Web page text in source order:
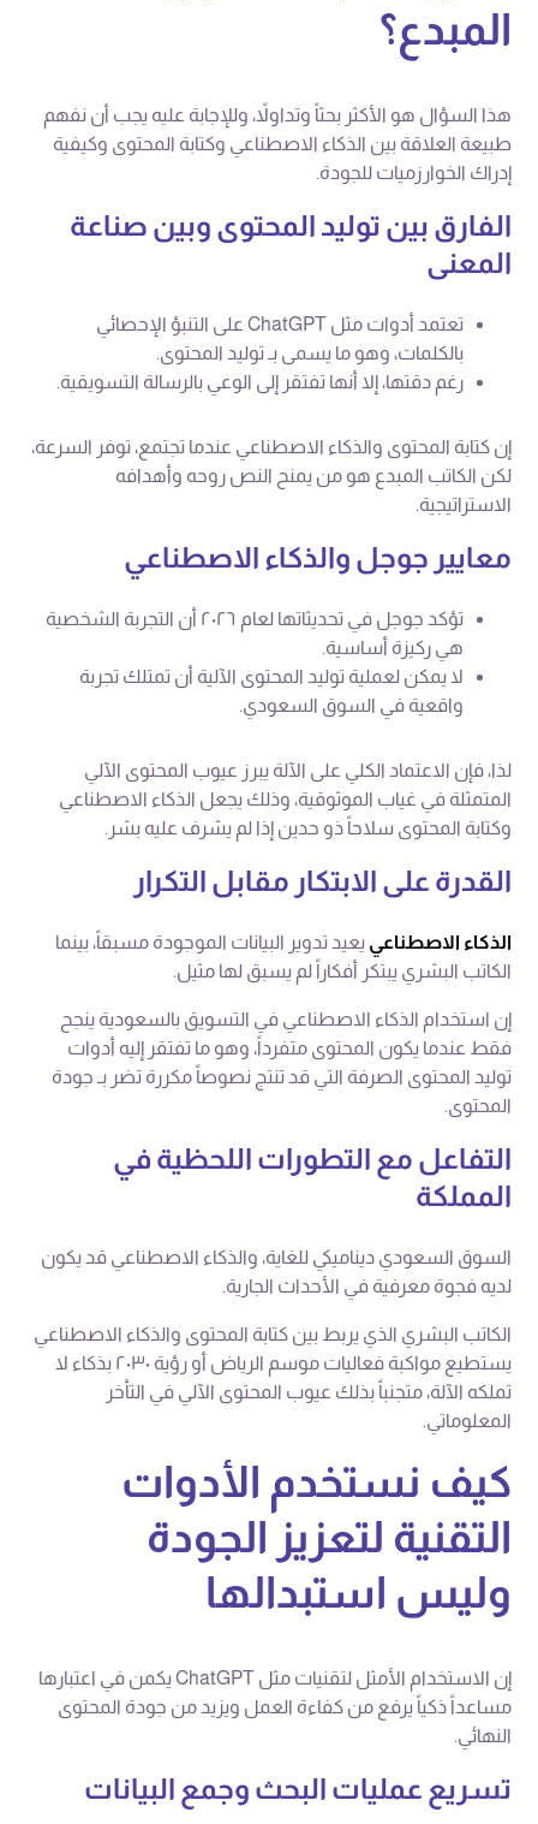
المبدع؟
هذا السؤال هو الأكثر بحثاً وتداولاً، وللإجابة عليه يجب أن نفهم
طبيعة العلاقة بين الذكاء الاصطناعي وكتابة المحتوى وكيفية
إدراك الخوارزميات للجودة.
الفارق بين توليد المحتوى وبين صناعة
المعنى
تعتمد أدوات مثل ChatGPT على التنبؤ الإحصائي
بالكلمات، وهو ما يسمى بـ توليد المحتوى.
رغم دقتها، إلا أنها تفتقر إلى الوعي بالرسالة التسويقية.
إن كتابة المحتوى والذكاء الاصطناعي عندما تجتمع، توفر السرعة،
لكن الكاتب المبدع هو من يمنح النص روحه وأهدافه
الاستراتيجية.
معايير جوجل والذكاء الاصطناعي
تؤكد جوجل في تحديثاتها لعام ٢٠٢٦ أن التجربة الشخصية
هي ركيزة أساسية.
لا يمكن لعملية توليد المحتوى الآلية أن تمتلك تجربة
واقعية في السوق السعودي.
لذا، فإن الاعتماد الكلي على الآلة يبرز عيوب المحتوى الآلي
المتمثلة في غياب الموثوقية، وذلك يجعل الذكاء الاصطناعي
وكتابة المحتوى سلاحاً ذو حدين إذا لم يشرف عليه بشر.
القدرة على الابتكار مقابل التكرار
الذكاء الاصطناعي يعيد تدوير البيانات الموجودة مسبقاً، بينما
الكاتب البشري يبتكر أفكاراً لم يسبق لها مثيل.
إن استخدام الذكاء الاصطناعي في التسويق بالسعودية ينجح
فقط عندما يكون المحتوى متفرداً، وهو ما تفتقر إليه أدوات
توليد المحتوى الصرفة التي قد تنتج نصوصاً مكررة تضر بـ جودة
المحتوى.
التفاعل مع التطورات اللحظية في
المملكة
السوق السعودي ديناميكي للغاية، والذكاء الاصطناعي قد يكون
لديه فجوة معرفية في الأحداث الجارية.
الكاتب البشري الذي يربط بين كتابة المحتوى والذكاء الاصطناعي
يستطيع مواكبة فعاليات موسم الرياض أو رؤية ٢٠٣٠ بذكاء لا
تملكه الآلة، متجنباً بذلك عيوب المحتوى الآلي في التأخر
المعلوماتي.
كيف نستخدم الأدوات
التقنية لتعزيز الجودة
وليس استبدالها
إن الاستخدام الأمثل لتقنيات مثل ChatGPT يكمن في اعتبارها
مساعداً ذكياً يرفع من كفاءة العمل ويزيد من جودة المحتوى
النهائي.
تسريع عمليات البحث وجمع البيانات